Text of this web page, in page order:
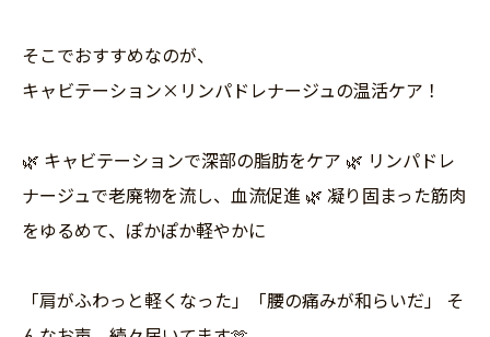
そこでおすすめなのが、
キャビテーション×リンパドレナージュの温活ケア！
🌿 キャビテーションで深部の脂肪をケア 🌿 リンパドレ
ナージュで老廃物を流し、血流促進 🌿 凝り固まった筋肉
をゆるめて、ぽかぽか軽やかに
「肩がふわっと軽くなった」「腰の痛みが和らいだ」 そ